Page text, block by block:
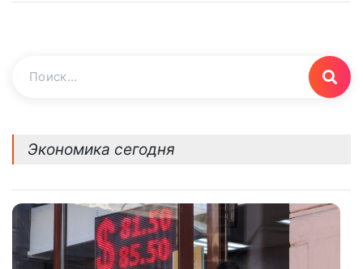
Экономика сегодня